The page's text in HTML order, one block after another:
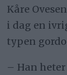
Kåre
i dag en
typen
– Han